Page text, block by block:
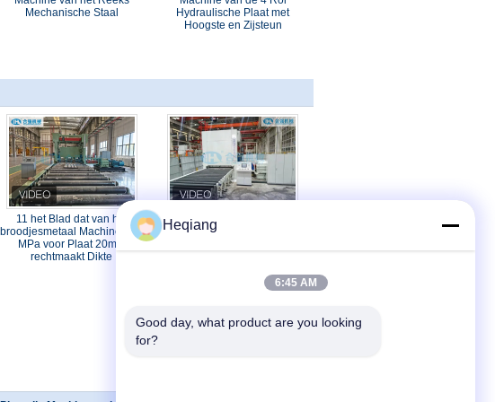
Mechanische Staal
Hydraulische Plaat met
Hoogste en Zijsteun
11 het Blad dat van het
broodjesmetaal Machine 360
MPa voor Plaat 20mm
rechtmaakt Dikte
Metalen plaat gelijkmachine
Dikte 6 mm tot 25 mm
Heqiang
6:45 AM
Good day, what product are you looking
for?